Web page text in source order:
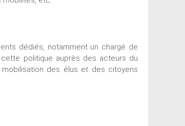
dédiés, notamment un chargé de
politique auprès des acteurs du
des élus et des citoyens